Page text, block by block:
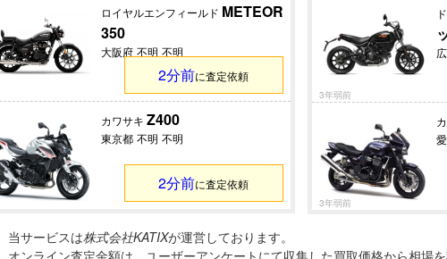
ロイヤルエンフィールド METEOR
350
大阪府 不明 不明
2分前に査定依頼
カワサキ Z400
東京都 不明 不明
2分前に査定依頼
3年弱前
3年弱前
当サービスは株式会社KATIXが運営しております。
オンライン査定金額は、ユーザーアンケートにて収集した買取価格から相場を